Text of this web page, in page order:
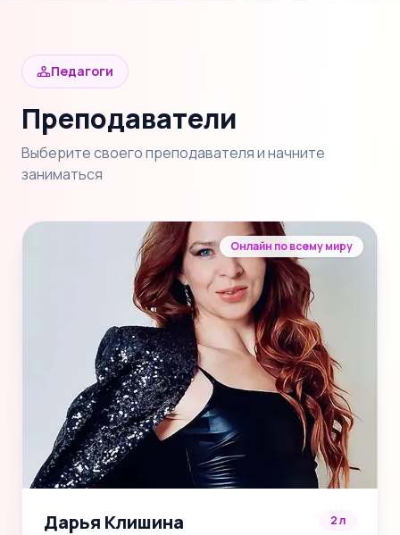
Педагоги
Преподаватели
Выберите своего преподавателя и начните
заниматься
Онлайн по всему миру
Дарья Клишина 2 л